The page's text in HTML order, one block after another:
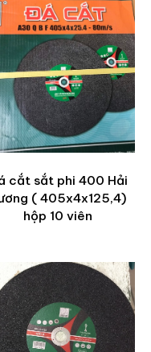
cắt sắt phi 400 Hải
( 405x4x125,4)
hộp 10 viên